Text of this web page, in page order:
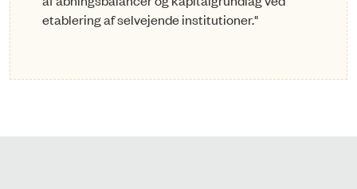
etablering af selvejende institutioner."